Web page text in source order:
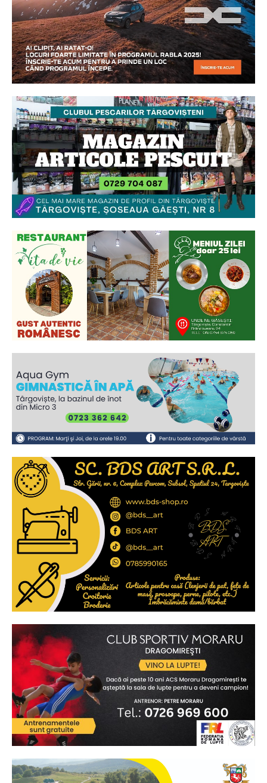
Ionuț Parghel
2de 2